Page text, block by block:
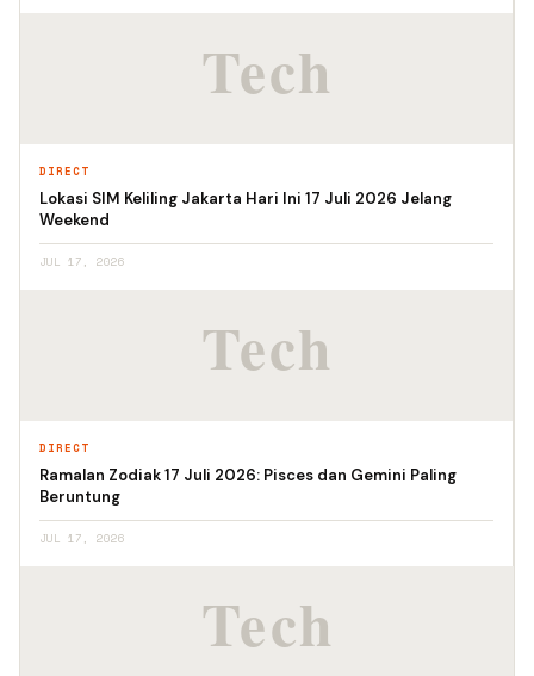
DIRECT
Lokasi SIM Keliling Jakarta Hari Ini 17 Juli 2026 Jelang
Weekend
JUL 17, 2026
DIRECT
Ramalan Zodiak 17 Juli 2026: Pisces dan Gemini Paling
Beruntung
JUL 17, 2026